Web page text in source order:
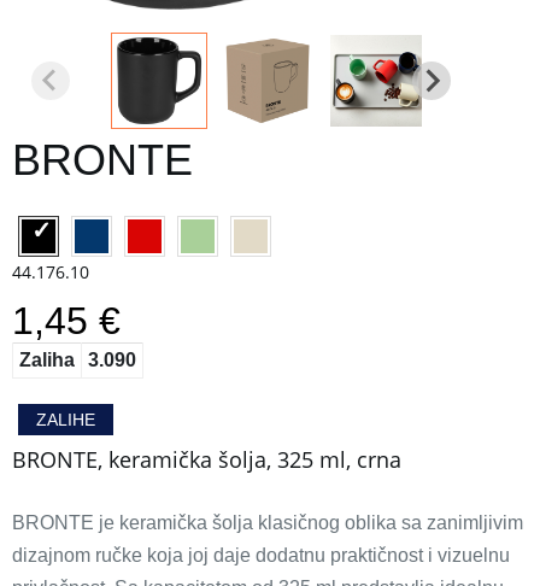
BRONTE
44.176.10
1,45 €
Zaliha 3.090
ZALIHE
BRONTE, keramička šolja, 325 ml, crna
BRONTE je keramička šolja klasičnog oblika sa zanimljivim
dizajnom ručke koja joj daje dodatnu praktičnost i vizuelnu